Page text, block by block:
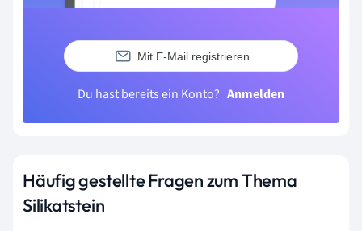
Mit E-Mail registrieren
Du hast bereits ein Konto? Anmelden
Häufig gestellte Fragen zum Thema
Silikatstein